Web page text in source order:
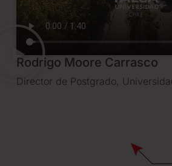
Rodrigo Moore Carrasco
Director de Postgrado,